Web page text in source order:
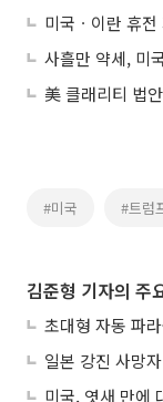
사흘만 약세, 미
#미국 #트럼
김준형 기자의 주
미국, 엿새 만에